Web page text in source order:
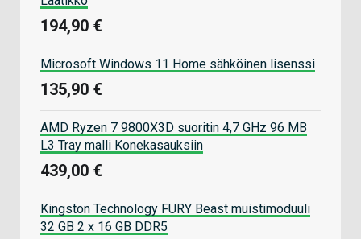
194,90 €
Microsoft Windows 11 Home sähköinen lisenssi
135,90 €
AMD Ryzen 7 9800X3D suoritin 4,7 GHz 96 MB
L3 Tray malli Konekasauksiin
439,00 €
Kingston Technology FURY Beast muistimoduuli
32 GB 2 x 16 GB DDR5